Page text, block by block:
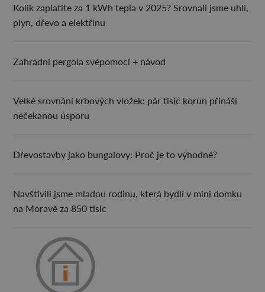
Kolik zaplatíte za 1 kWh tepla v 2025? Srovnali jsme uhlí,
plyn, dřevo a elektřinu
Zahradní pergola svépomocí + návod
Velké srovnání krbových vložek: pár tisíc korun přináší
nečekanou úsporu
Dřevostavby jako bungalovy: Proč je to výhodné?
Navštívili jsme mladou rodinu, která bydlí v mini domku
na Moravě za 850 tisíc